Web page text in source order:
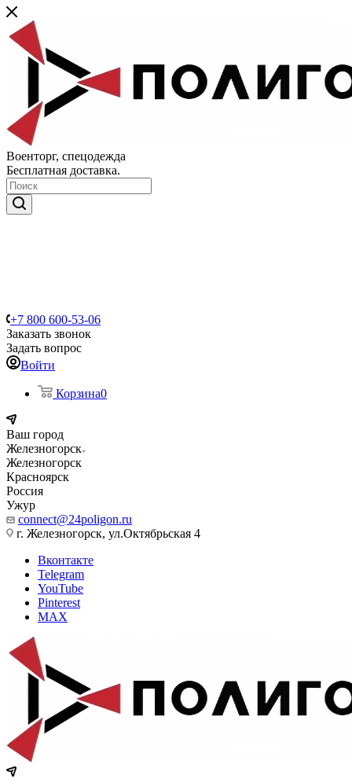
Военторг, спецодежда
Бесплатная доставка.
+7 800 600-53-06
Заказать звонок
Задать вопрос
Войти
Корзина0
Ваш город
Железногорск
Железногорск
Красноярск
Россия
Ужур
connect@24poligon.ru
г. Железногорск, ул.Октябрьская 4
Вконтакте
Telegram
YouTube
Pinterest
MAX